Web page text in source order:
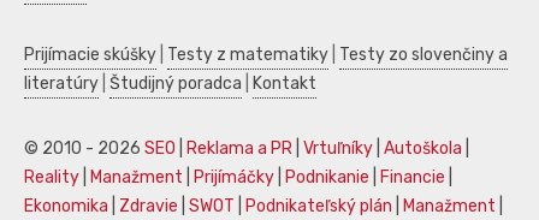
Prijímacie skúšky Testy z matematiky Testy zo slovenčiny a
literatúry Študijný poradca Kontakt
© 2010 - 2026 SEO Reklama a PR Vrtuľníky Autoškola
Reality
Manažment Prijímáčky Podnikanie Financie
Ekonomika
Zdravie SWOT Podnikateľský plán Manažment